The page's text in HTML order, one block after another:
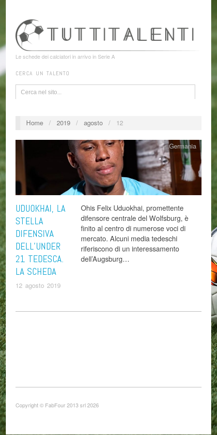
Le schede dei calciatori in arrivo in Serie A
CERCA UN TALENTO
Home / 2019 / agosto / 12
UDUOKHAI, LA
STELLA
DIFENSIVA
DELL’UNDER
21 TEDESCA.
LA SCHEDA
12 agosto 2019
Germania
Ohis Felix Uduokhai, promettente
difensore centrale del Wolfsburg, è
finito al centro di numerose voci di
mercato. Alcuni media tedeschi
riferiscono di un interessamento
dell’Augsburg…
Copyright © FabFour 2013 srl 2026